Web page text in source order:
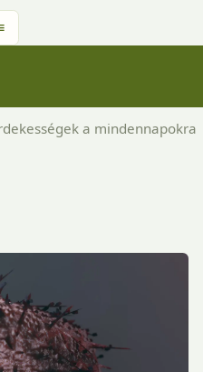
a mindennapokra